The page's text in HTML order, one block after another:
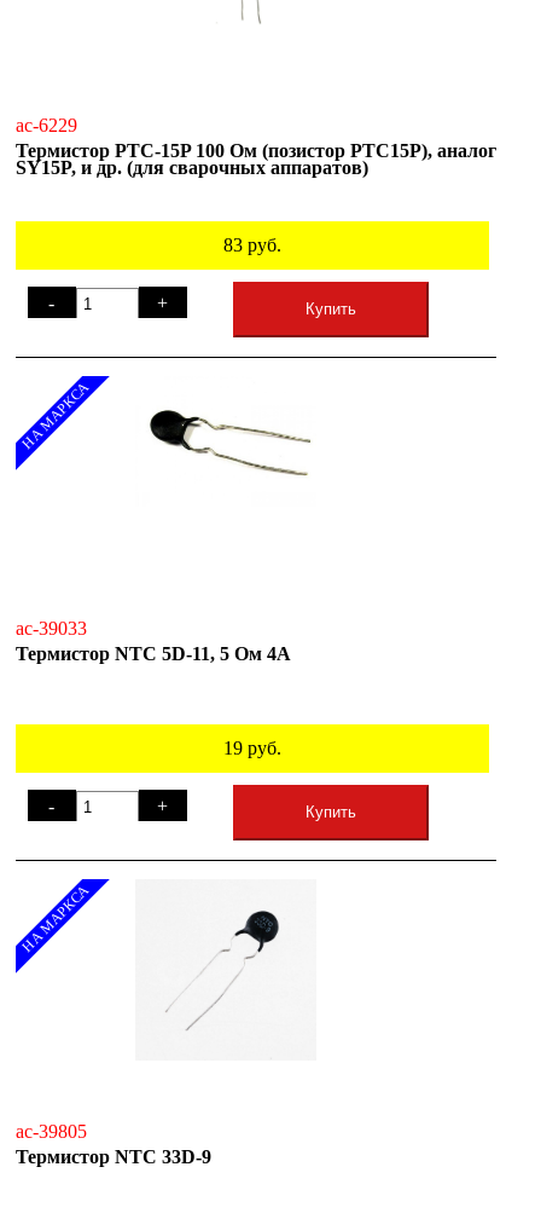
ac-6229
Термистор PTC-15P 100 Ом (позистор PTC15P), аналог
SY15P, и др. (для сварочных аппаратов)
83 руб.
- + Купить
НА МАРКСА
ac-39033
Термистор NTC 5D-11, 5 Ом 4А
19 руб.
- + Купить
НА МАРКСА
ac-39805
Термистор NTC 33D-9